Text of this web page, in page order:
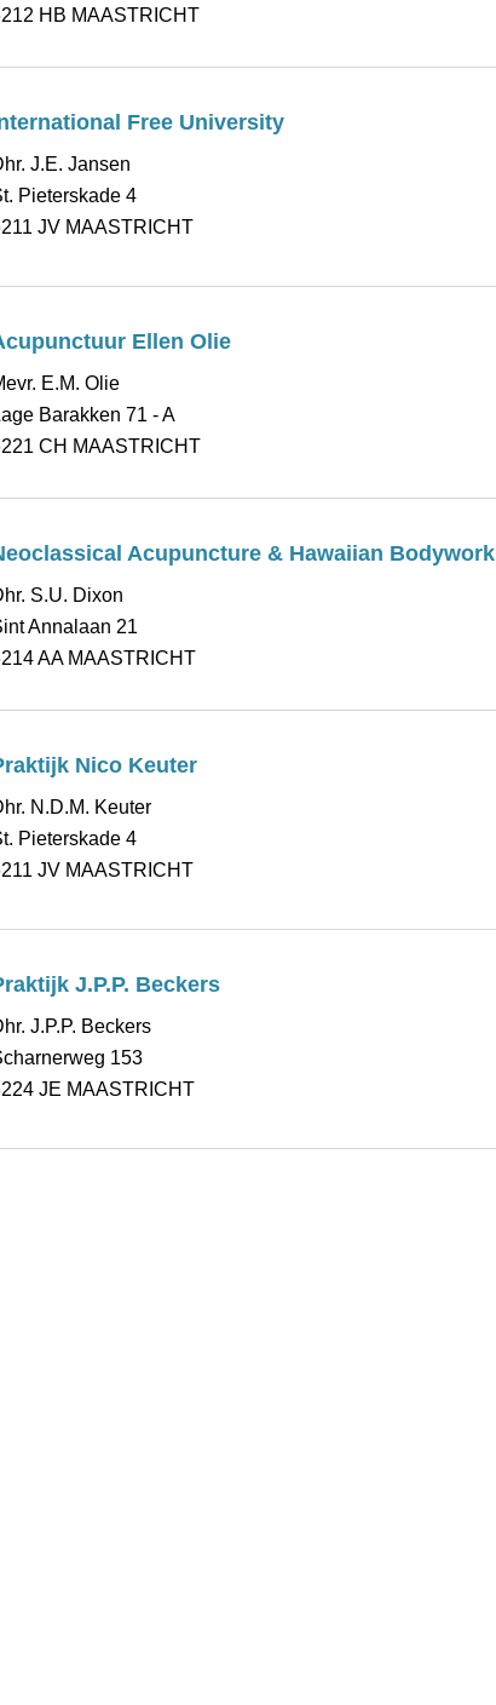
HB MAASTRICHT
Free University
J.E. Jansen
Pieterskade 4
JV MAASTRICHT
Ellen Olie
E.M. Olie
Barakken 71 - A
CH MAASTRICHT
Acupuncture & Hawaiian Bodywork
S.U. Dixon
Annalaan 21
AA MAASTRICHT
Nico Keuter
N.D.M. Keuter
Pieterskade 4
JV MAASTRICHT
J.P.P. Beckers
J.P.P. Beckers
153
JE MAASTRICHT